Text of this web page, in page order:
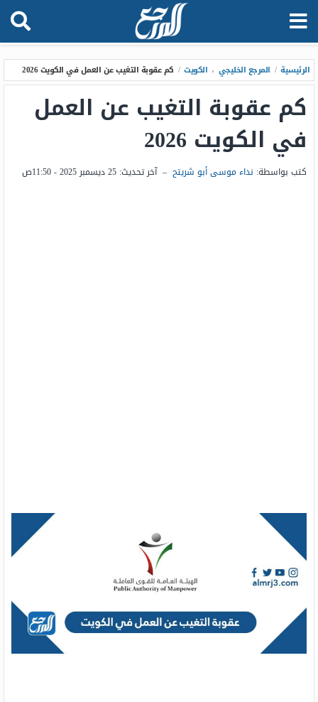
الرئيسية / المرجع الخليجي ، الكويت / كم عقوبة التغيب عن العمل في الكويت 2026
كم عقوبة التغيب عن العمل
في الكويت 2026
كتب بواسطة: نداء موسى أبو شريتح – آخر تحديث: 25 ديسمبر 2025 - 11:50ص